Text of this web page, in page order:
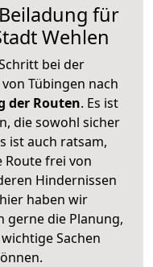
für
Wehlen
bei der
Tübingen nach
der Routen. Es ist
die sowohl sicher
ist auch ratsam,
Route frei von
Hindernissen
haben wir
gerne die Planung,
Sachen